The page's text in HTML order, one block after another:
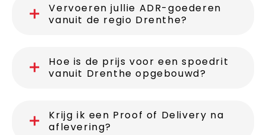
Vervoeren jullie ADR-goederen
vanuit de regio Drenthe?
Hoe is de prijs voor een spoedrit
vanuit Drenthe opgebouwd?
Krijg ik een Proof of Delivery na
aflevering?